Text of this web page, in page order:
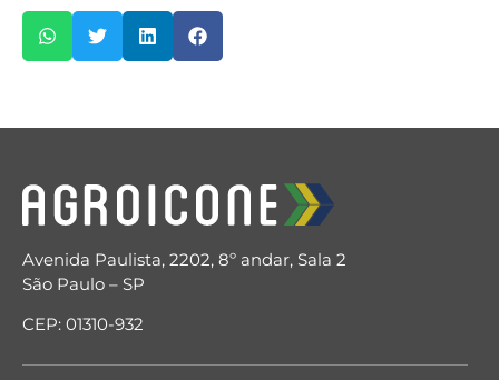
Avenida Paulista, 2202, 8º andar, Sala 2
São Paulo – SP
CEP: 01310-932